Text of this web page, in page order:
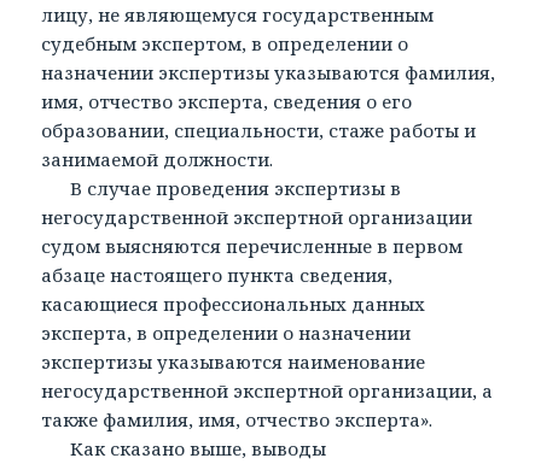
лицу, не являющемуся государственным
судебным экспертом, в определении о
назначении экспертизы указываются фамилия,
имя, отчество эксперта, сведения о его
образовании, специальности, стаже работы и
занимаемой должности.
В случае проведения экспертизы в
негосударственной экспертной организации
судом выясняются перечисленные в первом
абзаце настоящего пункта сведения,
касающиеся профессиональных данных
эксперта, в определении о назначении
экспертизы указываются наименование
негосударственной экспертной организации, а
также фамилия, имя, отчество эксперта».
Как сказано выше, выводы